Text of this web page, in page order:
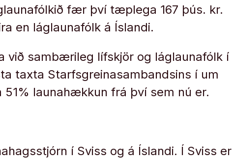
fær því tæplega 167 þús. kr.
en láglaunafólk á Íslandi.
við sambærileg lífskjör og láglaunafólk í
taxta Starfsgreinasambandsins í um
launahækkun frá því sem nú er.
í Sviss og á Íslandi. Í Sviss er